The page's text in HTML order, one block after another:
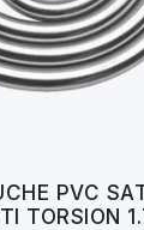
PVC
TORSION